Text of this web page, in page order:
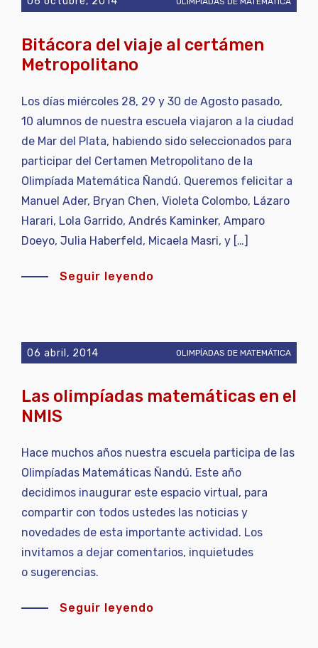
Bitácora del viaje al certámen
Metropolitano
Los días miércoles 28, 29 y 30 de Agosto pasado,
10 alumnos de nuestra escuela viajaron a la ciudad
de Mar del Plata, habiendo sido seleccionados para
participar del Certamen Metropolitano de la
Olimpíada Matemática Ñandú. Queremos felicitar a
Manuel Ader, Bryan Chen, Violeta Colombo, Lázaro
Harari, Lola Garrido, Andrés Kaminker, Amparo
Doeyo, Julia Haberfeld, Micaela Masri, y […]
Seguir leyendo
06 abril, 2014 OLIMPÍADAS DE MATEMÁTICA
Las olimpíadas matemáticas en el
NMIS
Hace muchos años nuestra escuela participa de las
Olimpíadas Matemáticas Ñandú. Este año
decidimos inaugurar este espacio virtual, para
compartir con todos ustedes las noticias y
novedades de esta importante actividad. Los
invitamos a dejar comentarios, inquietudes
o sugerencias.
Seguir leyendo